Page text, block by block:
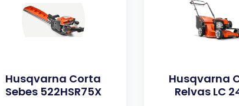
Husqvarna Corta
Sebes 522HSR75X
Husqvarna
Relvas LC